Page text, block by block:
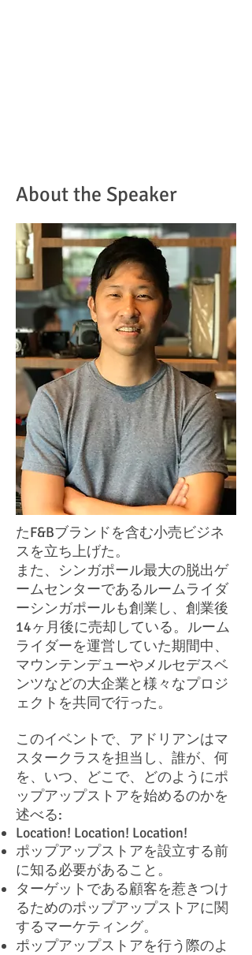
たF&Bブランドを含む小売ビジネ
スを立ち上げた。
また、シンガポール最大の脱出ゲ
ームセンターであるルームライダ
ーシンガポールも創業し、創業後
14ヶ月後に売却している。ルーム
ライダーを運営していた期間中、
マウンテンデューやメルセデスベ
ンツなどの大企業と様々なプロジ
ェクトを共同で行った。
このイベントで、アドリアンはマ
スタークラスを担当し、誰が、何
を、いつ、どこで、どのようにポ
ップアップストアを始めるのかを
述べる:
Location! Location! Location!
ポップアップストアを設立する前
に知る必要があること。
ターゲットである顧客を惹きつけ
るためのポップアップストアに関
するマーケティング。
ポップアップストアを行う際のよ
About the Speaker